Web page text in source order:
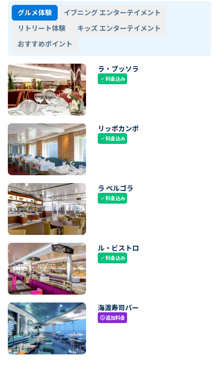
グルメ体験
イブニング エンターテイメント
リトリート体験
キッズ エンターテイメント
おすすめポイント
ラ・ブッソラ
check料金込み
リッポカンポ
check料金込み
ラ ペルゴラ
check料金込み
ル・ビストロ
check料金込み
海渡寿司バー
paid追加料金